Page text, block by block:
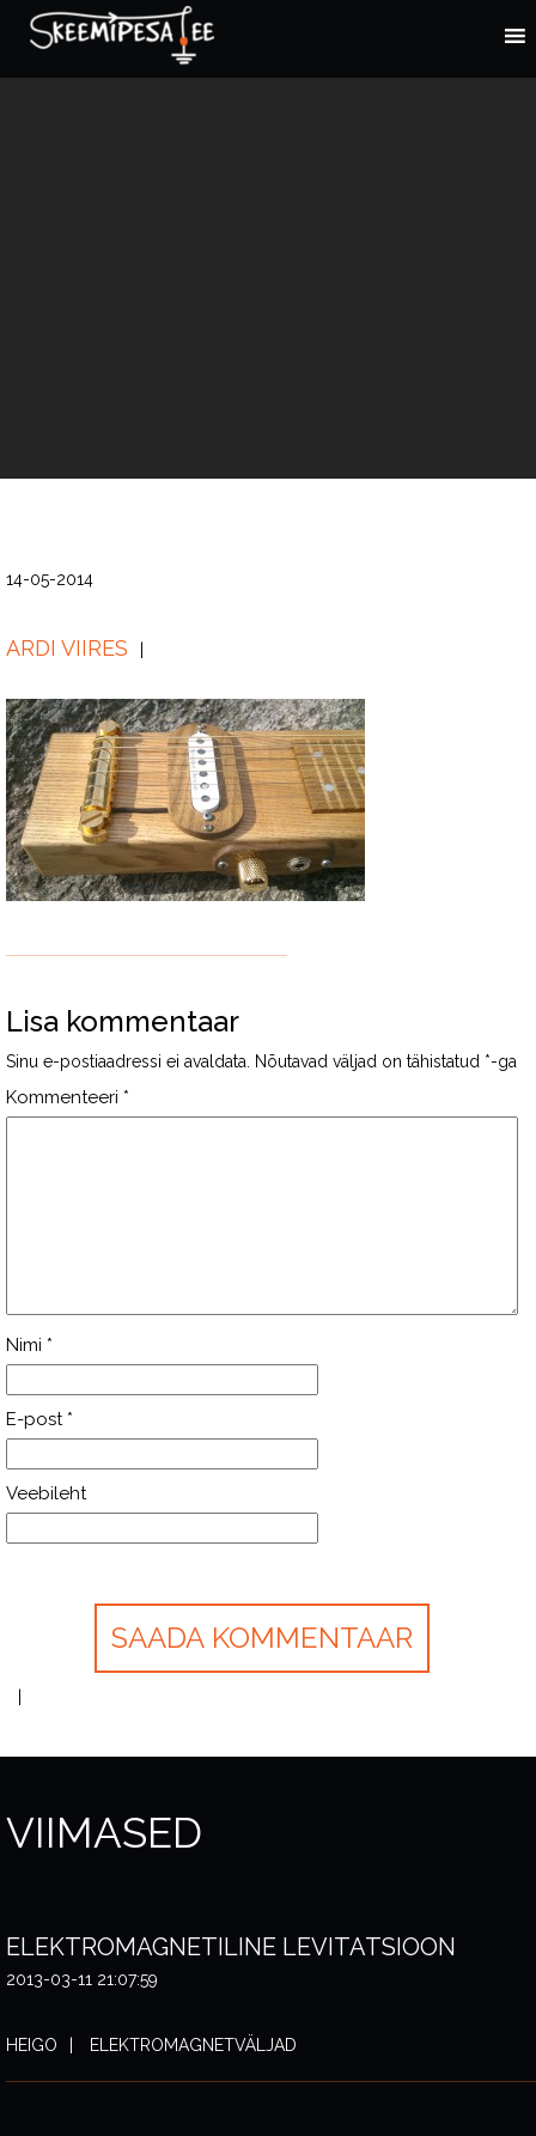
14-05-2014
ARDI VIIRES
Lisa kommentaar
Sinu e-postiaadressi ei avaldata. Nõutavad väljad on tähistatud *-ga
Kommenteeri *
Nimi *
E-post *
Veebileht
VIIMASED
ELEKTROMAGNETILINE LEVITATSIOON
2013-03-11 21:07:59
HEIGO ELEKTROMAGNETVÄLJAD